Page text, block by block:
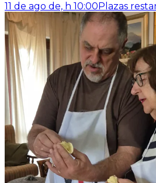
11 de ago de, h 10:00 Plazas